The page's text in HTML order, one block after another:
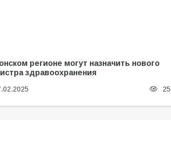
регионе могут назначить нового
здравоохранения